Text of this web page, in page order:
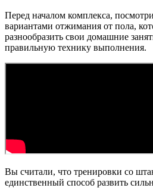
Перед началом комплекса,
вариантами отжимания от пола,
разнообразить свои домашние
правильную технику выполнения.
Вы считали, что тренировки со
единственный способ развить